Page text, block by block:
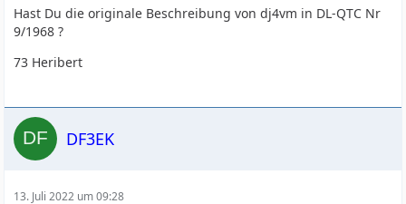
Hast Du die originale Beschreibung von dj4vm in DL-QTC Nr
9/1968 ?
73 Heribert
DF3EK
13. Juli 2022 um 09:28